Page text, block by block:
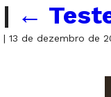
| ←
| 13 de dezembro de